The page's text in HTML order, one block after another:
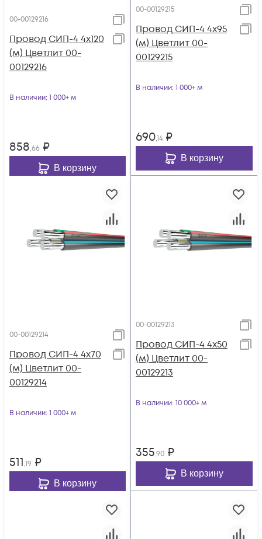
00-00129216
Провод СИП-4 4х120
(м) Цветлит 00-
00129216
В наличии: 1 000+ м
858,66 ₽
В корзину
00-00129215
Провод СИП-4 4х95
(м) Цветлит 00-
00129215
В наличии: 1 000+ м
690,14 ₽
В корзину
00-00129214
Провод СИП-4 4х70
(м) Цветлит 00-
00129214
В наличии: 1 000+ м
511,19 ₽
В корзину
00-00129213
Провод СИП-4 4х50
(м) Цветлит 00-
00129213
В наличии: 10 000+ м
355,90 ₽
В корзину